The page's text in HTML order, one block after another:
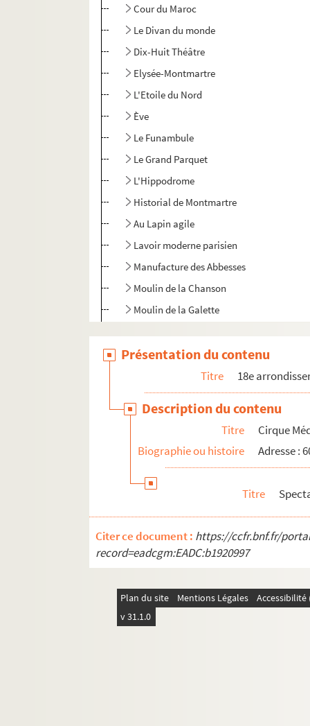
Cour du Maroc
Le Divan du monde
Dix-Huit Théâtre
Elysée-Montmartre
L'Etoile du Nord
Ève
Le Funambule
Le Grand Parquet
L'Hippodrome
Historial de Montmartre
Au Lapin agile
Lavoir moderne parisien
Manufacture des Abbesses
Moulin de la Chanson
Moulin de la Galette
La Reine blanche
Théâtre de l'Atalante
Théâtre de l'Atelier
Théâtre des Béliers parisiens
Théâtre Constance
Théâtre des Deux ânes
Théâtre de l'Hôpital Bretonneau
Théâtre Montmartre-Galabru
Théâtre Ouvert
Théâtre Paris-Nord
Présentation du contenu
Titre 18e
Description du contenu
Titre
Cirque
Biographie ou histoire
Adresse :
Titre
Citer ce document : https://ccfr.bnf.fr/
record=eadcgm:EADC:b1920997
Plan du site Mentions Légales
v 31.1.0